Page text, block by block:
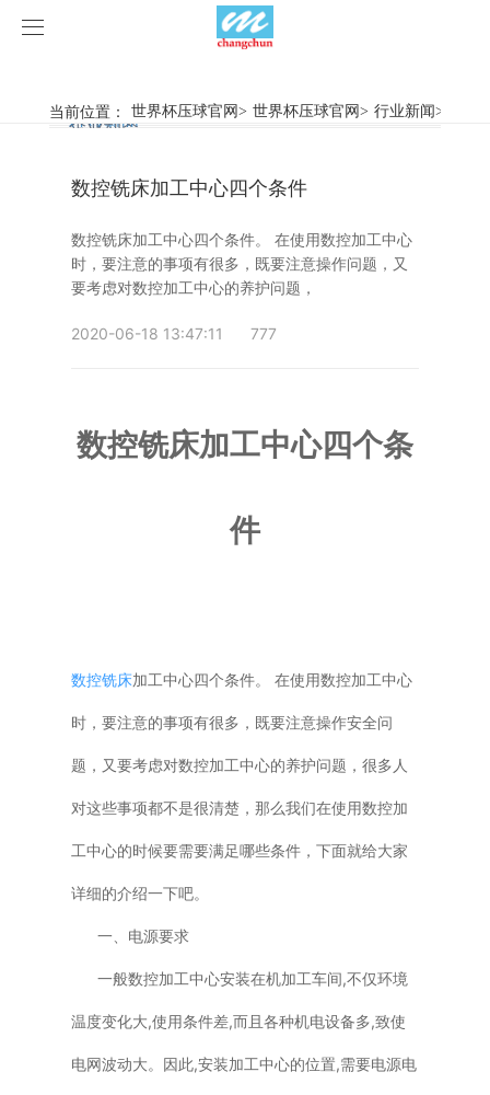
世界杯压球官网
旋弧焊机
摩擦焊机
产品视频
世界杯压球官网
当前位置： 世界杯压球官网> 世界杯压球官网> 行业新闻>
行业新闻
企业动态
数控铣床加工中心四个条件
数控铣床加工中心四个条件。 在使用数控加工中心
时，要注意的事项有很多，既要注意操作问题，又
要考虑对数控加工中心的养护问题，
2020-06-18 13:47:11 777
数控铣床加工中心四个条
件
数控铣床加工中心四个条件。 在使用数控加工中心
时，要注意的事项有很多，既要注意操作安全问
题，又要考虑对数控加工中心的养护问题，很多人
对这些事项都不是很清楚，那么我们在使用数控加
工中心的时候要需要满足哪些条件，下面就给大家
详细的介绍一下吧。
一、电源要求
一般数控加工中心安装在机加工车间,不仅环境
温度变化大,使用条件差,而且各种机电设备多,致使
电网波动大。因此,安装加工中心的位置,需要电源电